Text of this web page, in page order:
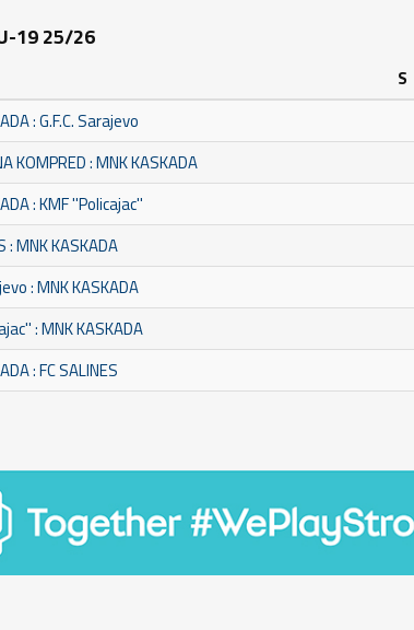
19 25/26
S
: G.F.C. Sarajevo
KOMPRED : MNK KASKADA
: KMF ''Policajac''
: MNK KASKADA
: MNK KASKADA
: MNK KASKADA
: FC SALINES